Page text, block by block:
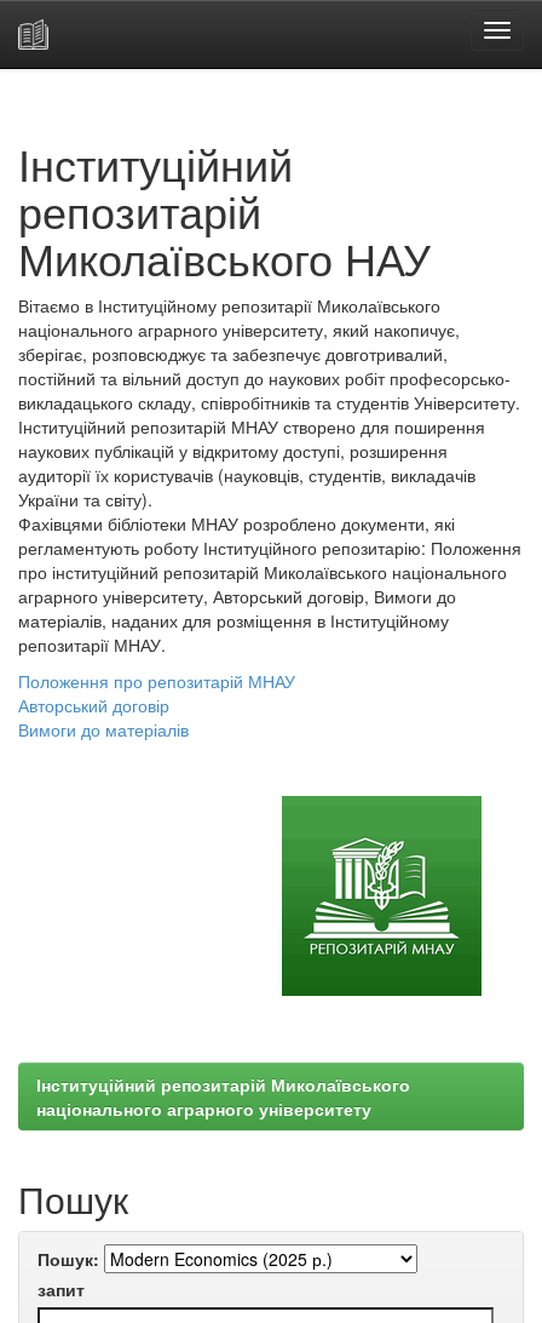
Інституційний
репозитарій
Миколаївського НАУ
Вітаємо в Інституційному репозитарії Миколаївського
національного аграрного університету, який накопичує,
зберігає, розповсюджує та забезпечує довготривалий,
постійний та вільний доступ до наукових робіт професорсько-
викладацького складу, співробітників та студентів Університету.
Інституційний репозитарій МНАУ створено для поширення
наукових публікацій у відкритому доступі, розширення
аудиторії їх користувачів (науковців, студентів, викладачів
України та світу).
Фахівцями бібліотеки МНАУ розроблено документи, які
регламентують роботу Інституційного репозитарію: Положення
про інституційний репозитарій Миколаївського національного
аграрного університету, Авторський договір, Вимоги до
матеріалів, наданих для розміщення в Інституційному
репозитарії МНАУ.
Положення про репозитарій МНАУ
Авторський договір
Вимоги до матеріалів
Інституційний репозитарій Миколаївського
національного аграрного університету
Пошук
Пошук:
запит